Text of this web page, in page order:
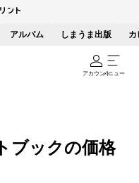
アルバム しまうま出版 カ
アカウントメニュー
ブックの価格